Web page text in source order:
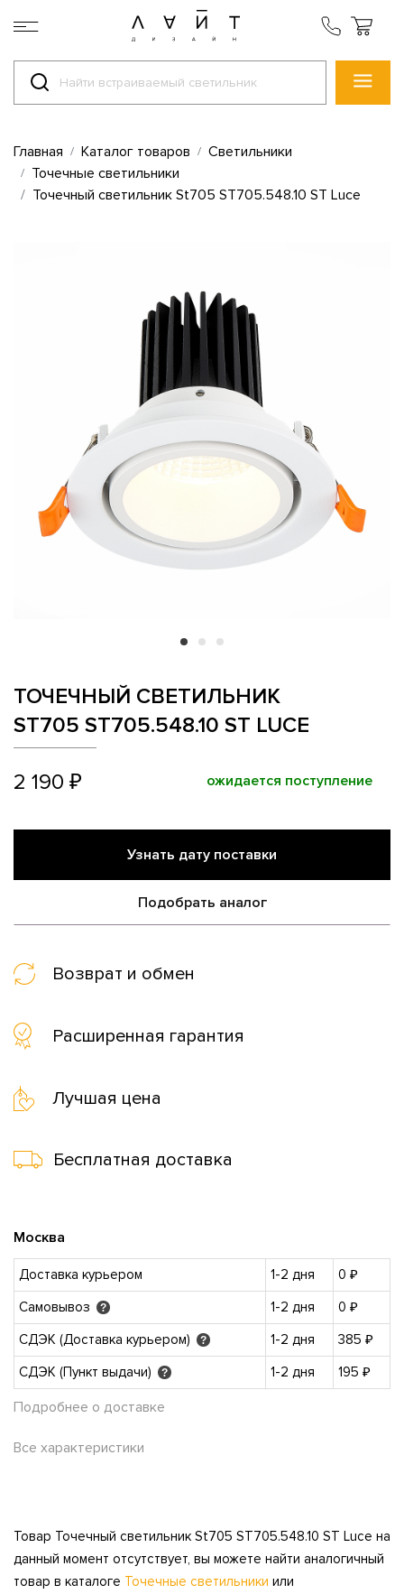
Главная Каталог товаров
Светильники
Точечные светильники
Точечный светильник St705 ST705.548.10 ST Luce
ТОЧЕЧНЫЙ СВЕТИЛЬНИК
ST705 ST705.548.10 ST LUCE
2 190 ₽ ожидается поступление
Узнать дату поставки
Подобрать аналог
Возврат и обмен
Расширенная гарантия
Лучшая цена
Бесплатная доставка
Москва
Доставка курьером 1-2 дня
0 ₽
Самовывоз
? 1-2 дня
0 ₽
СДЭК (Доставка курьером)
? 1-2 дня
385 ₽
СДЭК (Пункт выдачи)
? 1-2 дня 195 ₽
Подробнее о доставке
Все характеристики
Товар Точечный светильник St705 ST705.548.10 ST Luce на
данный момент отсутствует, вы можете найти аналогичный
товар в каталоге Точечные светильники или